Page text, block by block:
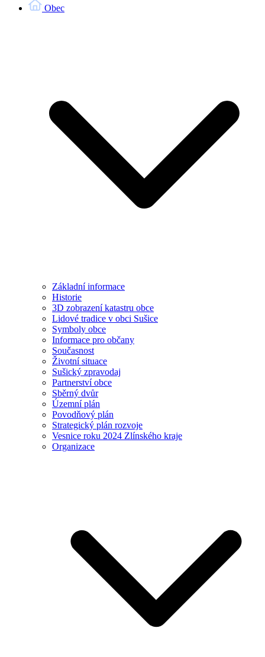
Obec
Základní informace
Historie
3D zobrazení katastru obce
Lidové tradice v obci Sušice
Symboly obce
Informace pro občany
Současnost
Životní situace
Sušický zpravodaj
Partnerství obce
Sběrný dvůr
Územní plán
Povodňový plán
Strategický plán rozvoje
Vesnice roku 2024 Zlínského kraje
Organizace